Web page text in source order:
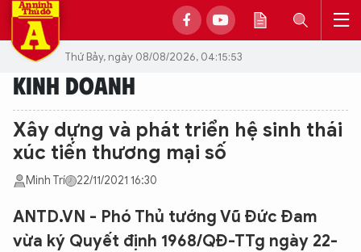
Thứ Bảy, ngày 08/08/2026, 04:15:53
KINH DOANH
Xây dựng và phát triển hệ sinh thái
xúc tiến thương mại số
Minh Trí 22/11/2021 16:30
ANTD.VN - Phó Thủ tướng Vũ Đức Đam
vừa ký Quyết định 1968/QĐ-TTg ngày 22-